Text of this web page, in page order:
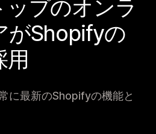
プのオンラ
がShopifyの
用
に最新のShopifyの機能と